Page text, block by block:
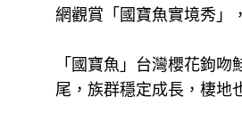
網觀賞「國寶魚實境秀」
「國寶魚」台灣櫻花鉤
尾，族群穩定成長，棲地